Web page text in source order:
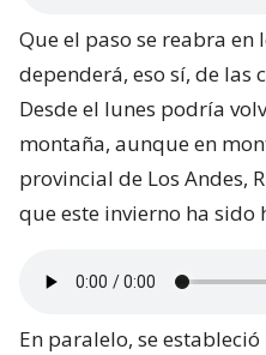
Que el paso se reabra
dependerá, eso sí, de las
Desde el lunes podría
montaña, aunque en
provincial de Los Andes,
que este invierno ha sido
En paralelo, se